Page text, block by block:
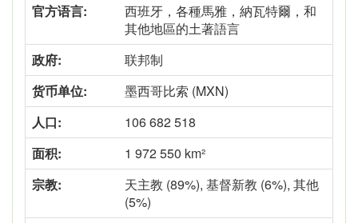
官方语言:
西班牙，各種馬雅，納瓦特爾，和
其他地區的土著語言
政府:
联邦制
货币单位:
墨西哥比索 (MXN)
人口:
106 682 518
面积:
1 972 550 km²
宗教:
天主教 (89%), 基督新教 (6%), 其他
(5%)